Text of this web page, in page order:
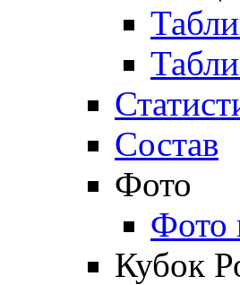
Состав
Фото
Фото
Кубок